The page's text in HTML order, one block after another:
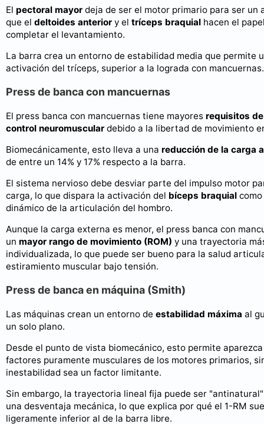
El pectoral mayor deja de ser el motor primario para ser un
que el deltoides anterior y el tríceps braquial hacen el
completar el levantamiento.
La barra crea un entorno de estabilidad media que permite
activación del tríceps, superior a la lograda con mancuernas.
Press de banca con mancuernas
El press banca con mancuernas tiene mayores requisitos
control neuromuscular debido a la libertad de movimiento
Biomecánicamente, esto lleva a una reducción de la carga
de entre un 14% y 17% respecto a la barra.
El sistema nervioso debe desviar parte del impulso motor
carga, lo que dispara la activación del bíceps braquial
dinámico de la articulación del hombro.
Aunque la carga externa es menor, el press banca con
un mayor rango de movimiento (ROM) y una trayectoria
individualizada, lo que puede ser bueno para la salud
estiramiento muscular bajo tensión.
Press de banca en máquina (Smith)
Las máquinas crean un entorno de estabilidad máxima al
un solo plano.
Desde el punto de vista biomecánico, esto permite
factores puramente musculares de los motores primarios,
inestabilidad sea un factor limitante.
Sin embargo, la trayectoria lineal fija puede ser
una desventaja mecánica, lo que explica por qué el 1-RM
ligeramente inferior al de la barra libre.